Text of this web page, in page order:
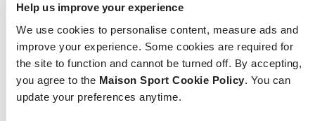
Help us improve your experience
We use cookies to personalise content, measure ads and
improve your experience. Some cookies are required for
the site to function and cannot be turned off. By accepting,
you agree to the Maison Sport Cookie Policy. You can
update your preferences anytime.
Geverifieerde reviews
de geverifieerde reviews over onze leraren om de